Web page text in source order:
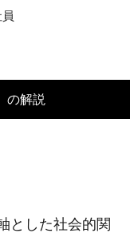
の解説
とした社会的関